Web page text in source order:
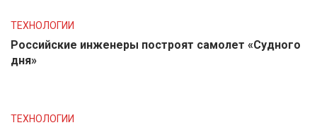
ТЕХНОЛОГИИ
Российские инженеры построят самолет «Судного
дня»
ТЕХНОЛОГИИ